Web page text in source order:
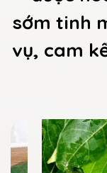
sớm tinh
vụ, cam